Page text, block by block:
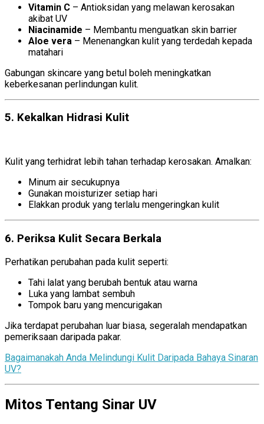
Vitamin C – Antioksidan yang melawan kerosakan
akibat UV
Niacinamide – Membantu menguatkan skin barrier
Aloe vera – Menenangkan kulit yang terdedah kepada
matahari
Gabungan skincare yang betul boleh meningkatkan
keberkesanan perlindungan kulit.
5. Kekalkan Hidrasi Kulit
Kulit yang terhidrat lebih tahan terhadap kerosakan. Amalkan:
Minum air secukupnya
Gunakan moisturizer setiap hari
Elakkan produk yang terlalu mengeringkan kulit
6. Periksa Kulit Secara Berkala
Perhatikan perubahan pada kulit seperti:
Tahi lalat yang berubah bentuk atau warna
Luka yang lambat sembuh
Tompok baru yang mencurigakan
Jika terdapat perubahan luar biasa, segeralah mendapatkan
pemeriksaan daripada pakar.
Bagaimanakah Anda Melindungi Kulit Daripada Bahaya Sinaran
UV?
Mitos Tentang Sinar UV